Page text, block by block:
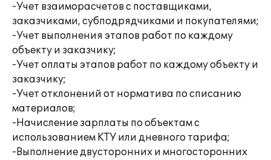
-Учет взаиморасчетов с поставщиками,
заказчиками, субподрядчиками и покупателями;
-Учет выполнения этапов работ по каждому
объекту и заказчику;
-Учет оплаты этапов работ по каждому объекту и
заказчику;
-Учет отклонений от норматива по списанию
материалов;
-Начисление зарплаты по объектам с
использованием КТУ или дневного тарифа;
-Выполнение двусторонних и многосторонних